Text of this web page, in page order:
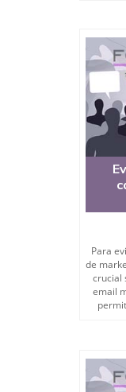
Para
de
crucial
email